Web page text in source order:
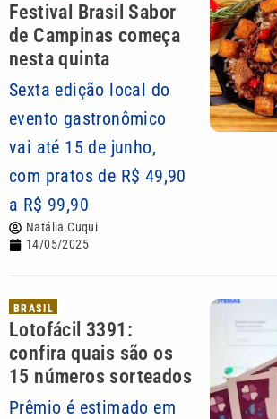
Festival Brasil Sabor
de Campinas começa
nesta quinta
Sexta edição local do
evento gastronômico
vai até 15 de junho,
com pratos de R$ 49,90
a R$ 99,90
Natália Cuqui
14/05/2025
BRASIL
Lotofácil 3391:
confira quais são os
15 números sorteados
Prêmio é estimado em